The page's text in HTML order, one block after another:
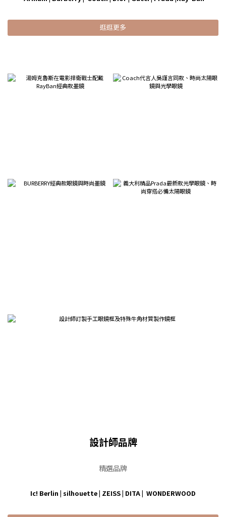
逛逛更多
設計師品牌
精選品牌
Ic! Berlin | silhouette| ZEISS| DITA| WONDERWOOD